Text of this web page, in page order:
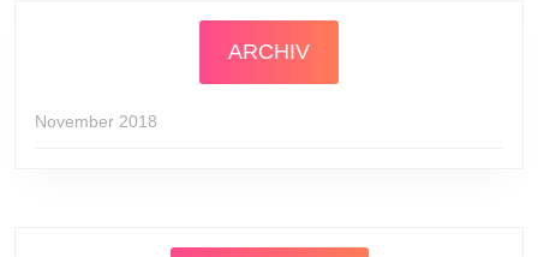
ARCHIV
November 2018